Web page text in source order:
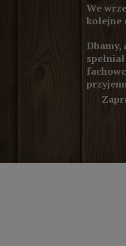
We
kolejne
Dbamy,